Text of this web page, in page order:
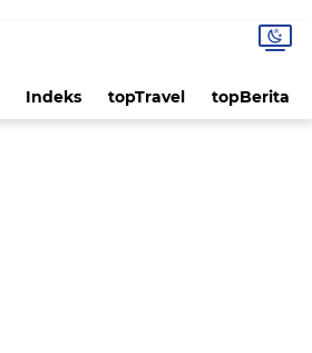
Indeks topTravel topBerita